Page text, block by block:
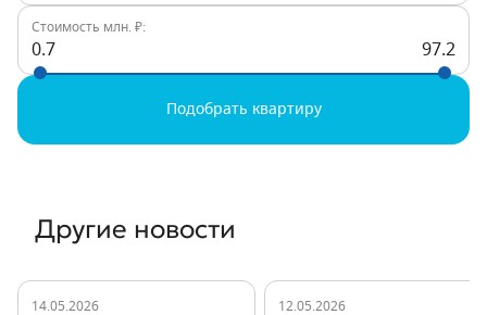
Стоимость млн. ₽:
0.7 97.2
Подобрать квартиру
Другие новости
14.05.2026 12.05.2026